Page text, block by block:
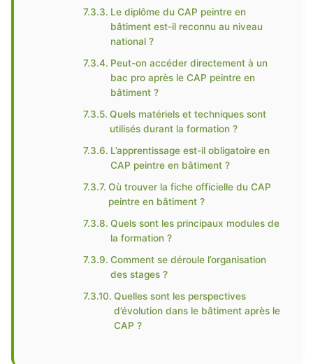
Le diplôme du CAP peintre en
bâtiment est-il reconnu au niveau
national ?
Peut-on accéder directement à un
bac pro après le CAP peintre en
bâtiment ?
Quels matériels et techniques sont
utilisés durant la formation ?
L’apprentissage est-il obligatoire en
CAP peintre en bâtiment ?
Où trouver la fiche officielle du CAP
peintre en bâtiment ?
Quels sont les principaux modules de
la formation ?
Comment se déroule l’organisation
des stages ?
Quelles sont les perspectives
d’évolution dans le bâtiment après le
CAP ?